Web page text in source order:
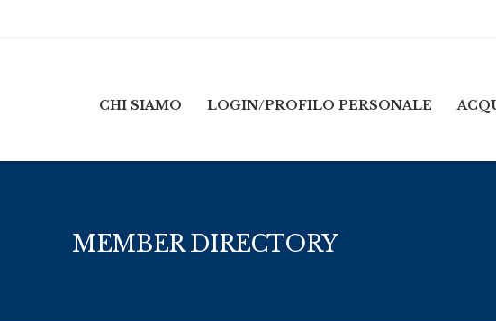
CHI SIAMO LOGIN/PROFILO PERSONALE
MEMBER DIRECTORY